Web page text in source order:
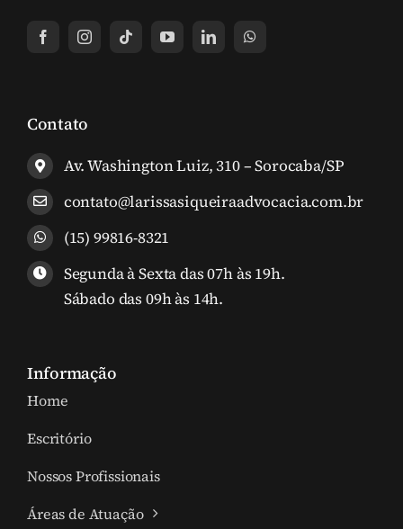
Contato
Av. Washington Luiz, 310 – Sorocaba/SP
contato@larissasiqueiraadvocacia.com.br
(15) 99816-8321
Segunda à Sexta das 07h às 19h.
Sábado das 09h às 14h.
Informação
Home
Escritório
Nossos Profissionais
Áreas de Atuação